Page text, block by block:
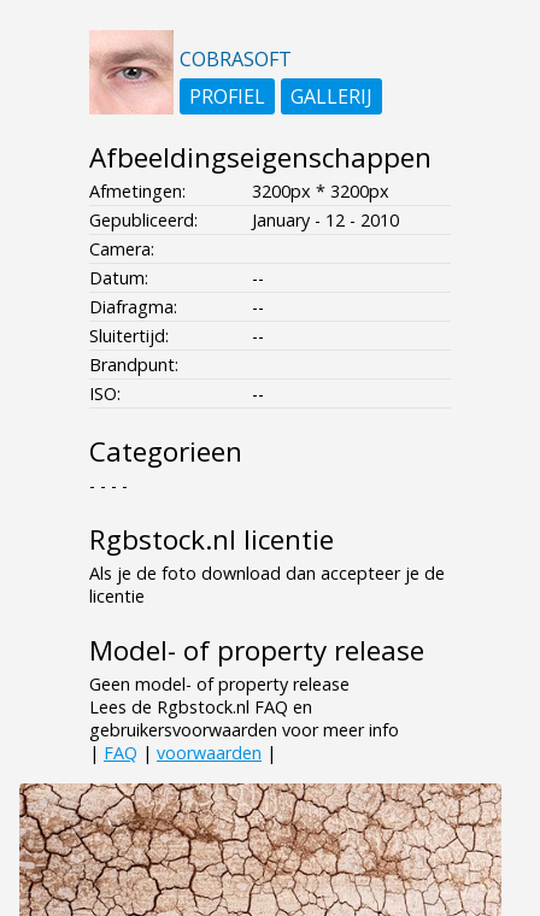
COBRASOFT
PROFIEL
GALLERIJ
Afbeeldingseigenschappen
Afmetingen:
3200px * 3200px
Gepubliceerd:
January - 12 - 2010
Camera:
Datum:
--
Diafragma:
--
Sluitertijd:
--
Brandpunt:
ISO:
--
Categorieen
- - - -
Rgbstock.nl licentie
Als je de foto download dan accepteer je de
licentie
Model- of property release
Geen model- of property release
Lees de Rgbstock.nl FAQ en
gebruikersvoorwaarden voor meer info
| FAQ | voorwaarden |